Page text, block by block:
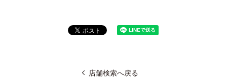
店舗検索へ戻る